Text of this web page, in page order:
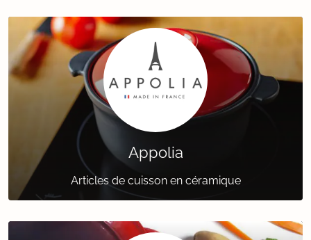
Appolia
Articles de cuisson en céramique